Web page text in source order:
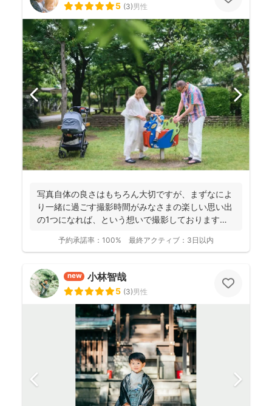
5 (3)男性
写真自体の良さはもちろん大切ですが、まずなによ
り一緒に過ごす撮影時間がみなさまの楽しい思い出
の1つになれば、という想いで撮影しております！
予約承諾率： 100% 最終アクティブ： 3日以内
new 小林智哉
5 (3)男性